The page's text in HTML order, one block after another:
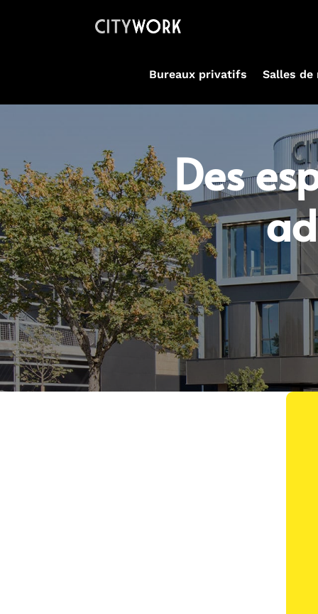
Bureaux privatifs Salles de
Des